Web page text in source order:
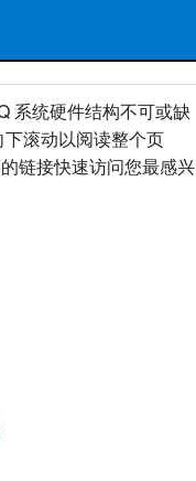
系统硬件结构不可或缺
滚动以阅读整个页
链接快速访问您最感兴